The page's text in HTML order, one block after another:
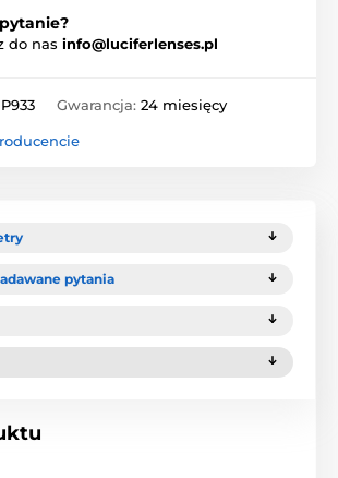
do nas info@luciferlenses.pl
P933 Gwarancja: 24 miesięcy
pytania